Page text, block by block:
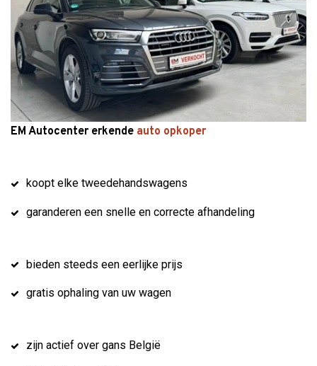
EM Autocenter erkende auto opkoper
koopt elke tweedehandswagens
garanderen een snelle en correcte afhandeling
bieden steeds een eerlijke prijs
gratis ophaling van uw wagen
zijn actief over gans België